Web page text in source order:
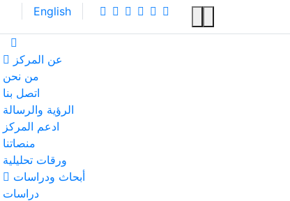
English
عن المركز
من نحن
اتصل بنا
الرؤية والرسالة
ادعم المركز
منصاتنا
ورقات تحليلية
أبحاث ودراسات
دراسات